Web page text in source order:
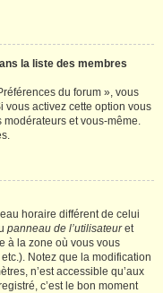
la liste des membres
du forum », vous
vous activez cette option vous
et vous-même.
horaire différent de celui
panneau de l’utilisateuret
à la zone où vous vous
Notez que la modification
n’est accessible qu’aux
c’est le bon moment